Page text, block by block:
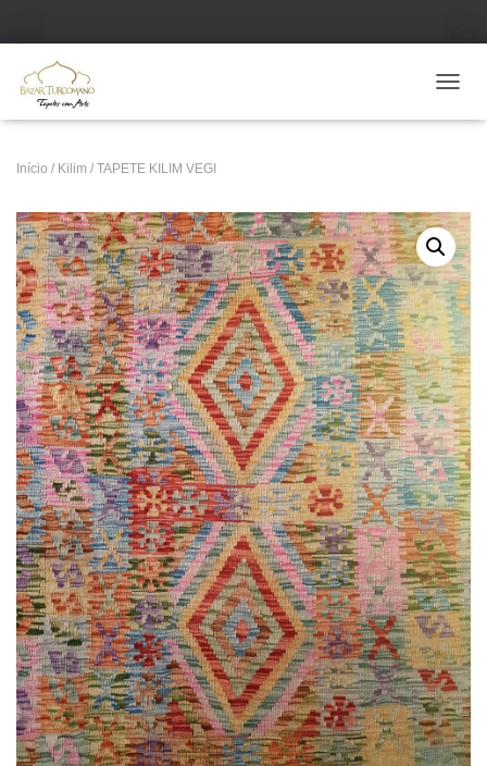
Início / Kilim / TAPETE KILIM VEGI